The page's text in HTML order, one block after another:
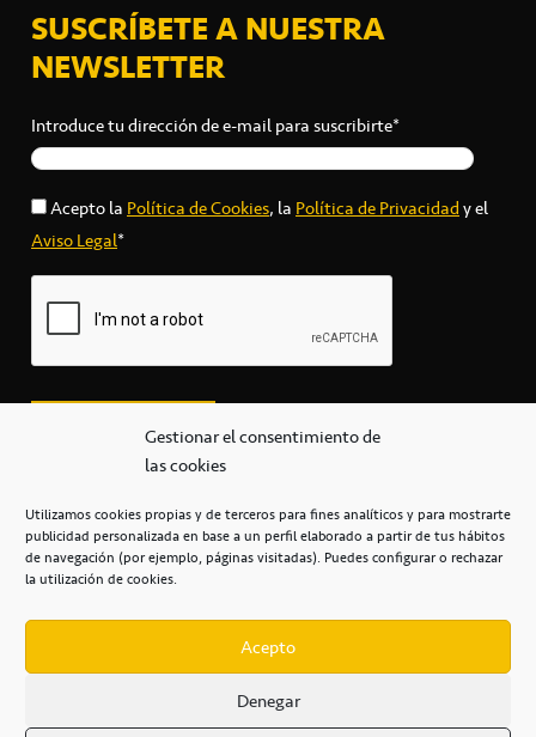
Gestionar el consentimiento de
las cookies
Utilizamos cookies propias y de terceros para fines analíticos y para mostrarte
publicidad personalizada en base a un perfil elaborado a partir de tus hábitos
de navegación (por ejemplo, páginas visitadas). Puedes configurar o rechazar
la utilización de cookies.
Acepto
Denegar
SUSCRÍBETE A NUESTRA
NEWSLETTER
Introduce tu dirección de e-mail para suscribirte*
Acepto laPolítica de Cookies, laPolítica de Privacidady el
Aviso Legal*
secretaria@cbcanarias.es
+34 922 253 684
Casa del Deporte / 38108 – La Laguna
POLÍTICA DE PRIVACIDAD / POLÍTICA DE COOKIES /